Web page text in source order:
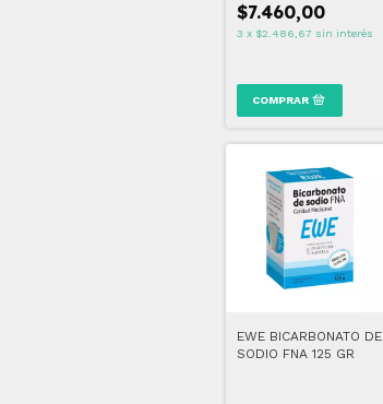
$7.460,00
3 x $2.486,67 sin interés
EWE BICARBONATO DE
SODIO FNA 125 GR